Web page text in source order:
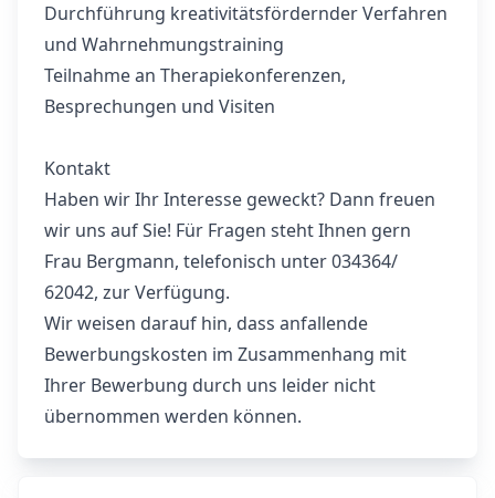
Durchführung kreativitätsfördernder Verfahren
und Wahrnehmungstraining
Teilnahme an Therapiekonferenzen,
Besprechungen und Visiten
Kontakt
Haben wir Ihr Interesse geweckt? Dann freuen
wir uns auf Sie! Für Fragen steht Ihnen gern
Frau Bergmann, telefonisch unter 034364/
62042, zur Verfügung.
Wir weisen darauf hin, dass anfallende
Bewerbungskosten im Zusammenhang mit
Ihrer Bewerbung durch uns leider nicht
übernommen werden können.